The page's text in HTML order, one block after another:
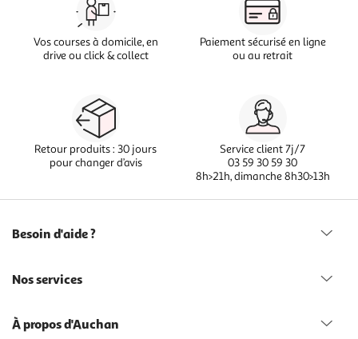
Vos courses à domicile, en
drive ou click & collect
Paiement sécurisé en ligne
ou au retrait
Retour produits : 30 jours
pour changer d’avis
Service client 7j/7
03 59 30 59 30
8h>21h, dimanche 8h30>13h
Besoin d'aide ?
Nos services
À propos d'Auchan